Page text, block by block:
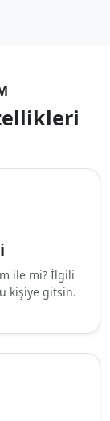
ile mi? İlgili
kişiye gitsin.